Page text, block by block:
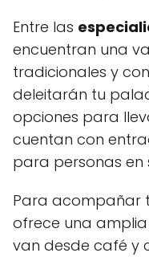
Entre las
encuentran una
tradicionales y
deleitarán tu
opciones para
cuentan con
para personas en
Para acompañar
ofrece una
van desde café y